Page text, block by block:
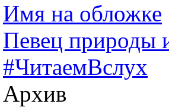
Имя на обложке
Певец природы
#ЧитаемВслух
Архив